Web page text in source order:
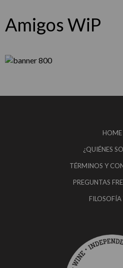
Amigos WiP
HOME
¿QUIÉNES
TÉRMINOS Y
PREGUNTAS